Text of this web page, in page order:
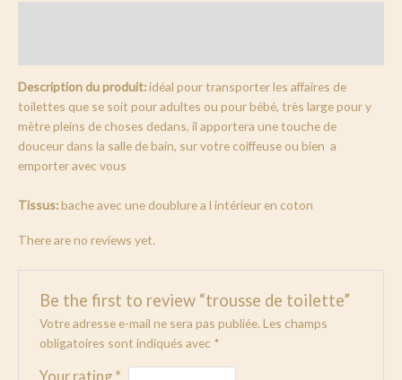
Description du produit:idéal pour transporter les affaires de
toilettes que se soit pour adultes ou pour bébé, très large pour y
mètre pleins de choses dedans, il apportera une touche de
douceur dans la salle de bain, sur votre coiffeuse ou bien a
emporter avec vous
Tissus:bache avec une doublure a l intérieur en coton
There are no reviews yet.
Be the first to review “trousse de toilette”
Votre adresse e-mail ne sera pas publiée. Les champs
obligatoires sont indiqués avec *
Your rating *